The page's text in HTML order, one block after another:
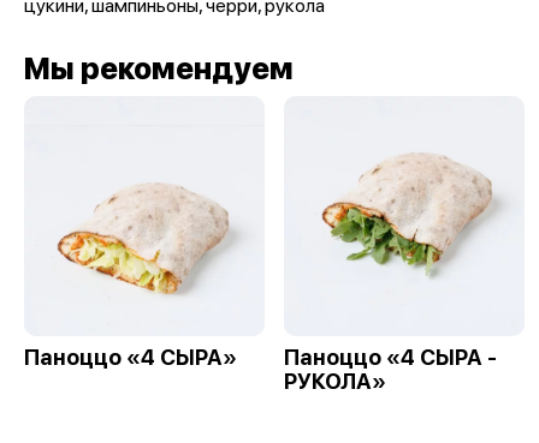
цукини, шампиньоны, черри, рукола
Мы рекомендуем
Паноццо «4 СЫРА»
Паноццо «4 СЫРА -
РУКОЛА»